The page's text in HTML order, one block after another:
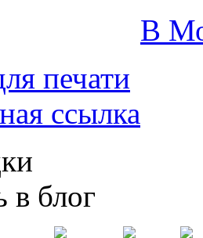
В
печати
ссылка
в блог